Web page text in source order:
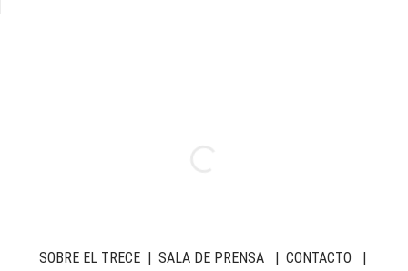
SOBRE EL TRECE| SALA DE PRENSA| CONTACTO |